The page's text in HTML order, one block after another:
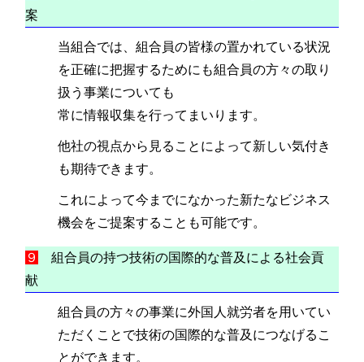
案
当組合では、組合員の皆様の置かれている状況
を正確に把握するためにも組合員の方々の取り
扱う事業についても
常に情報収集を行ってまいります。
他社の視点から見ることによって新しい気付き
も期待できます。
これによって今までになかった新たなビジネス
機会をご提案することも可能です。
９
組合員の持つ技術の国際的な普及による社会貢
献
組合員の方々の事業に外国人就労者を用いてい
ただくことで技術の国際的な普及につなげるこ
とができます。